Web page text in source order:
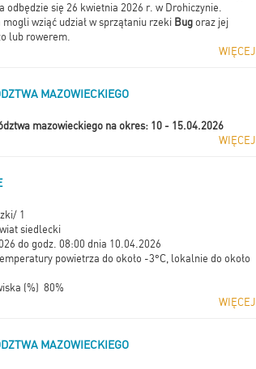
odbędzie się 26 kwietnia 2026 r. w Drohiczynie.
wziąć udział w sprzątaniu rzeki Bug oraz jej
lub rowerem.
WIĘCEJ
MAZOWIECKIEGO
mazowieckiego na okres: 10 - 15.04.2026
WIĘCEJ
1
siedlecki
do godz. 08:00 dnia 10.04.2026
powietrza do około -3°C, lokalnie do około
(%) 80%
WIĘCEJ
MAZOWIECKIEGO